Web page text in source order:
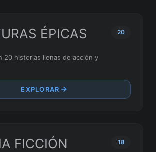
ÉPICAS 20
20 historias llenas de acción y
EXPLORAR
FICCIÓN 18